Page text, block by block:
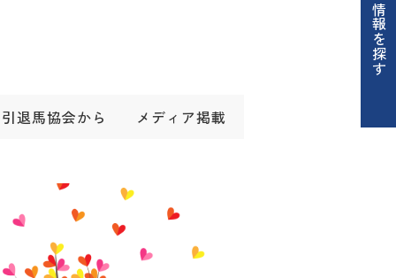
情報を探す
引退馬協会から メディア掲載